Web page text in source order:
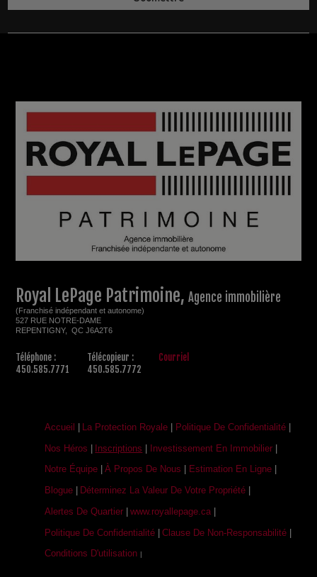
Royal LePage Patrimoine,Agence immobilière
(Franchisé indépendant et autonome)
527 RUE NOTRE-DAME
REPENTIGNY, QC J6A2T6
Téléphone :
450.585.7771
Télécopieur :
450.585.7772
Courriel
Accueil La Protection Royale Politique De Confidentialité
Nos Héros | Inscriptions | Investissement En Immobilier |
Notre Équipe
À Propos De Nous Estimation En Ligne
Blogue
Déterminez La Valeur De Votre Propriété
Alertes De Quartier
www.royallepage.ca
Politique De Confidentialité | Clause De Non-Responsabilité |
Conditions D'utilisation